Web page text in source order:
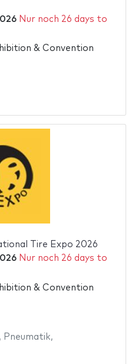
Nur noch 26 days to
& Convention
Tire Expo 2026
Nur noch 26 days to
& Convention
Pneumatik,